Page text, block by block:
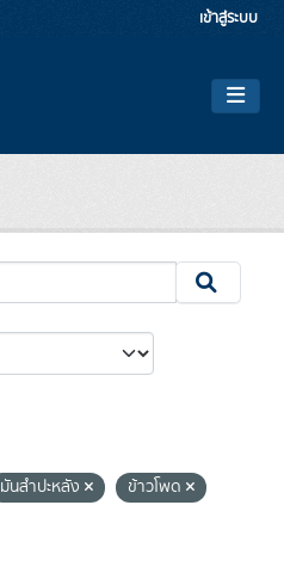
เข้าสู่ระบบ
มันสำปะหลัง
ข้าวโพด